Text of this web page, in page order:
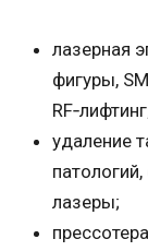
лазерная
фигуры,
удаление
лазеры;